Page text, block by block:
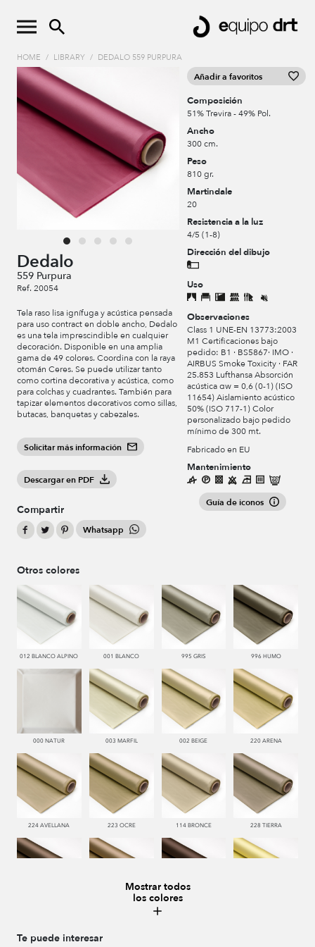
HOME / LIBRARY / DEDALO 559 PURPURA
Dedalo
559 Purpura
Ref. 20054
Tela raso lisa ignífuga y acústica pensada
para uso contract en doble ancho, Dedalo
es una tela imprescindible en cualquier
decoración. Disponible en una amplia
gama de 49 colores. Coordina con la raya
otomán Ceres. Se puede utilizar tanto
como cortina decorativa y acústica, como
para colchas y cuadrantes. También para
tapizar elementos decorativos como sillas,
butacas, banquetas y cabezales.
Solicitar más información
Descargar en PDF
Compartir
Whatsapp
Añadir a favoritos
Composición
51% Trevira - 49% Pol.
Ancho
300 cm.
Peso
810 gr.
Martindale
20
Resistencia a la luz
4/5 (1-8)
Dirección del dibujo
Uso
Observaciones
Class 1 UNE-EN 13773:2003
M1 Certificaciones bajo
pedido: B1 · BS5867· IMO ·
AIRBUS Smoke Toxicity · FAR
25.853 Lufthansa Absorción
acústica αw = 0,6 (0-1) (ISO
11654) Aislamiento acústico
50% (ISO 717-1) Color
personalizado bajo pedido
mínimo de 300 mt.
Fabricado en EU
Mantenimiento
Guía de iconos
Otros colores
012 BLANCO ALPINO 001 BLANCO 995 GRIS 996 HUMO
000 NATUR 003 MARFIL 002 BEIGE 220 ARENA
224 AVELLANA 223 OCRE 114 BRONCE 228 TIERRA
Mostrar todos
los colores
Te puede interesar